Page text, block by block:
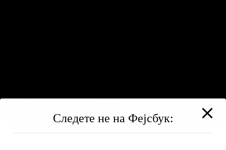
Следете не на Фејсбук: